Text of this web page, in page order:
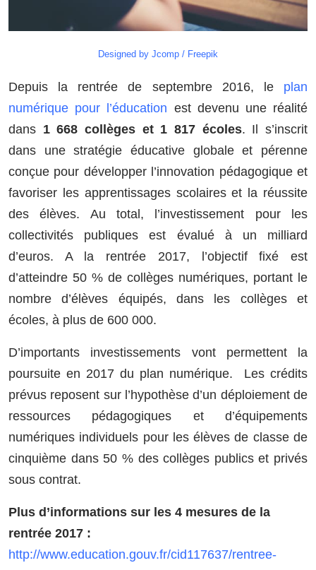
Designed by Jcomp / Freepik
Depuis la rentrée de septembre 2016, le plan
numérique pour l’éducation est devenu une réalité
dans 1 668 collèges et 1 817 écoles. Il s’inscrit
dans une stratégie éducative globale et pérenne
conçue pour développer l’innovation pédagogique et
favoriser les apprentissages scolaires et la réussite
des élèves. Au total, l’investissement pour les
collectivités publiques est évalué à un milliard
d’euros. A la rentrée 2017, l’objectif fixé est
d’atteindre 50 % de collèges numériques, portant le
nombre d’élèves équipés, dans les collèges et
écoles, à plus de 600 000.
D’importants investissements vont permettent la
poursuite en 2017 du plan numérique. Les crédits
prévus reposent sur l’hypothèse d’un déploiement de
ressources pédagogiques et d’équipements
numériques individuels pour les élèves de classe de
cinquième dans 50 % des collèges publics et privés
sous contrat.
Plus d’informations sur les 4 mesures de la
rentrée 2017 :
http://www.education.gouv.fr/cid117637/rentree-